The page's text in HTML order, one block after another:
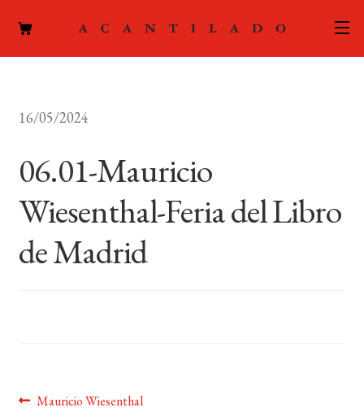
ACTUALIDAD
menú
PODCAST
16/05/2024
06.01-Mauricio
Wiesenthal-Feria del Libro
de Madrid
Navegación
Anterior:
Mauricio Wiesenthal